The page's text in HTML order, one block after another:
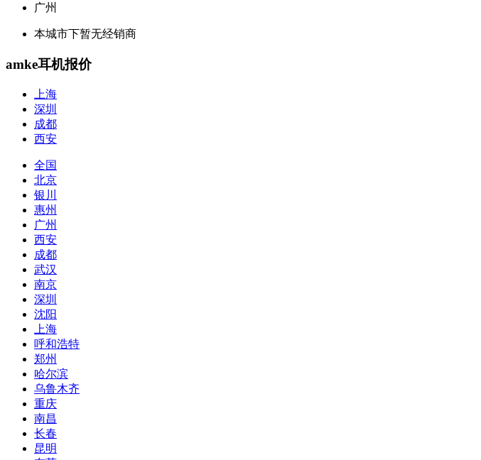
广州
本城市下暂无经销商
amke耳机报价
上海
深圳
成都
西安
全国
北京
银川
惠州
广州
西安
成都
武汉
南京
深圳
沈阳
上海
呼和浩特
郑州
哈尔滨
乌鲁木齐
重庆
南昌
长春
昆明